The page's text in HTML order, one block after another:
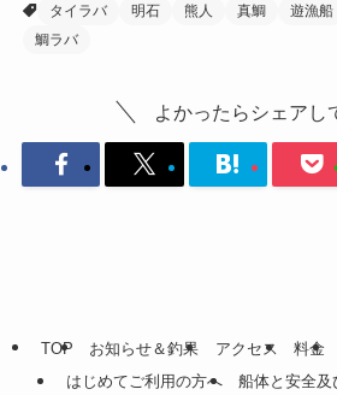
タイラバ
明石 熊人 真鯛 遊漁船
鯛ラバ
よかったらシェアし
TOP お知らせ＆釣果 アクセス 料金
はじめてご利用の方へ
船体と安全及